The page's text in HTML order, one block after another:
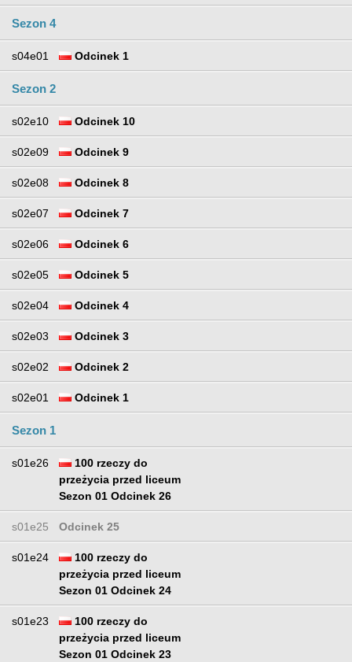
Sezon 4
s04e01 Odcinek 1
Sezon 2
s02e10 Odcinek 10
s02e09 Odcinek 9
s02e08 Odcinek 8
s02e07 Odcinek 7
s02e06 Odcinek 6
s02e05 Odcinek 5
s02e04 Odcinek 4
s02e03 Odcinek 3
s02e02 Odcinek 2
s02e01 Odcinek 1
Sezon 1
s01e26
100 rzeczy do
przeżycia przed liceum
Sezon 01 Odcinek 26
s01e25 Odcinek 25
s01e24
100 rzeczy do
przeżycia przed liceum
Sezon 01 Odcinek 24
s01e23
100 rzeczy do
przeżycia przed liceum
Sezon 01 Odcinek 23